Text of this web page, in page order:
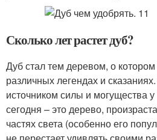
Сколько лет растет дуб?
Дуб стал тем деревом, о
различных легендах и
источником силы и могущества
сегодня – это дерево,
частях света (особенно его